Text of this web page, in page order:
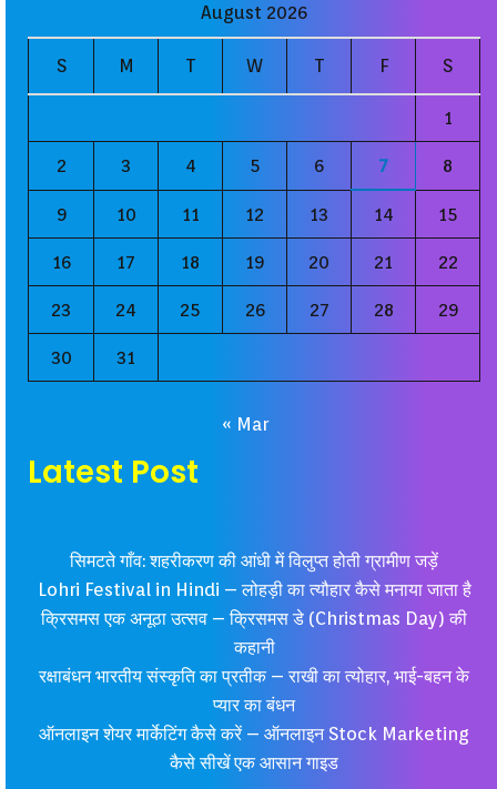
August 2026
S M T W T F S
1
2 3 4 5 6 7 8
9 10 11 12 13 14 15
16 17 18 19 20 21 22
23 24 25 26 27 28 29
30 31
« Mar
Latest Post
सिमटते गाँव: शहरीकरण की आंधी में विलुप्त होती ग्रामीण जड़ें
Lohri Festival in Hindi – लोहड़ी का त्यौहार कैसे मनाया जाता है
क्रिसमस एक अनूठा उत्सव – क्रिसमस डे (Christmas Day) की
कहानी
रक्षाबंधन भारतीय संस्कृति का प्रतीक – राखी का त्योहार, भाई-बहन के
प्यार का बंधन
ऑनलाइन शेयर मार्केटिंग कैसे करें – ऑनलाइन Stock Marketing
कैसे सीखें एक आसान गाइड